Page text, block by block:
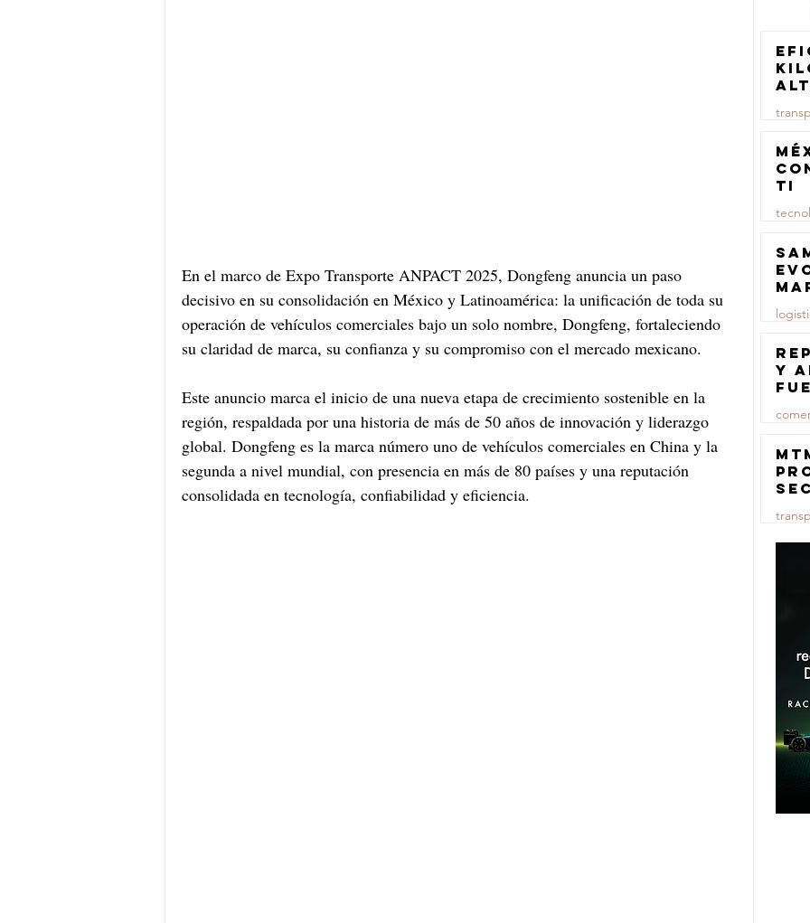
En el marco de Expo Transporte ANPACT 2025, Dongfeng anuncia un paso
decisivo en su consolidación en México y Latinoamérica: la unificación de toda su
operación de vehículos comerciales bajo un solo nombre, Dongfeng, fortaleciendo
su claridad de marca, su confianza y su compromiso con el mercado mexicano.
Este anuncio marca el inicio de una nueva etapa de crecimiento sostenible en la
región, respaldada por una historia de más de 50 años de innovación y liderazgo
global. Dongfeng es la marca número uno de vehículos comerciales en China y la
segunda a nivel mundial, con presencia en más de 80 países y una reputación
consolidada en tecnología, confiabilidad y eficiencia.
23 jul
TI
23 jul
23 jul
y
23 jul